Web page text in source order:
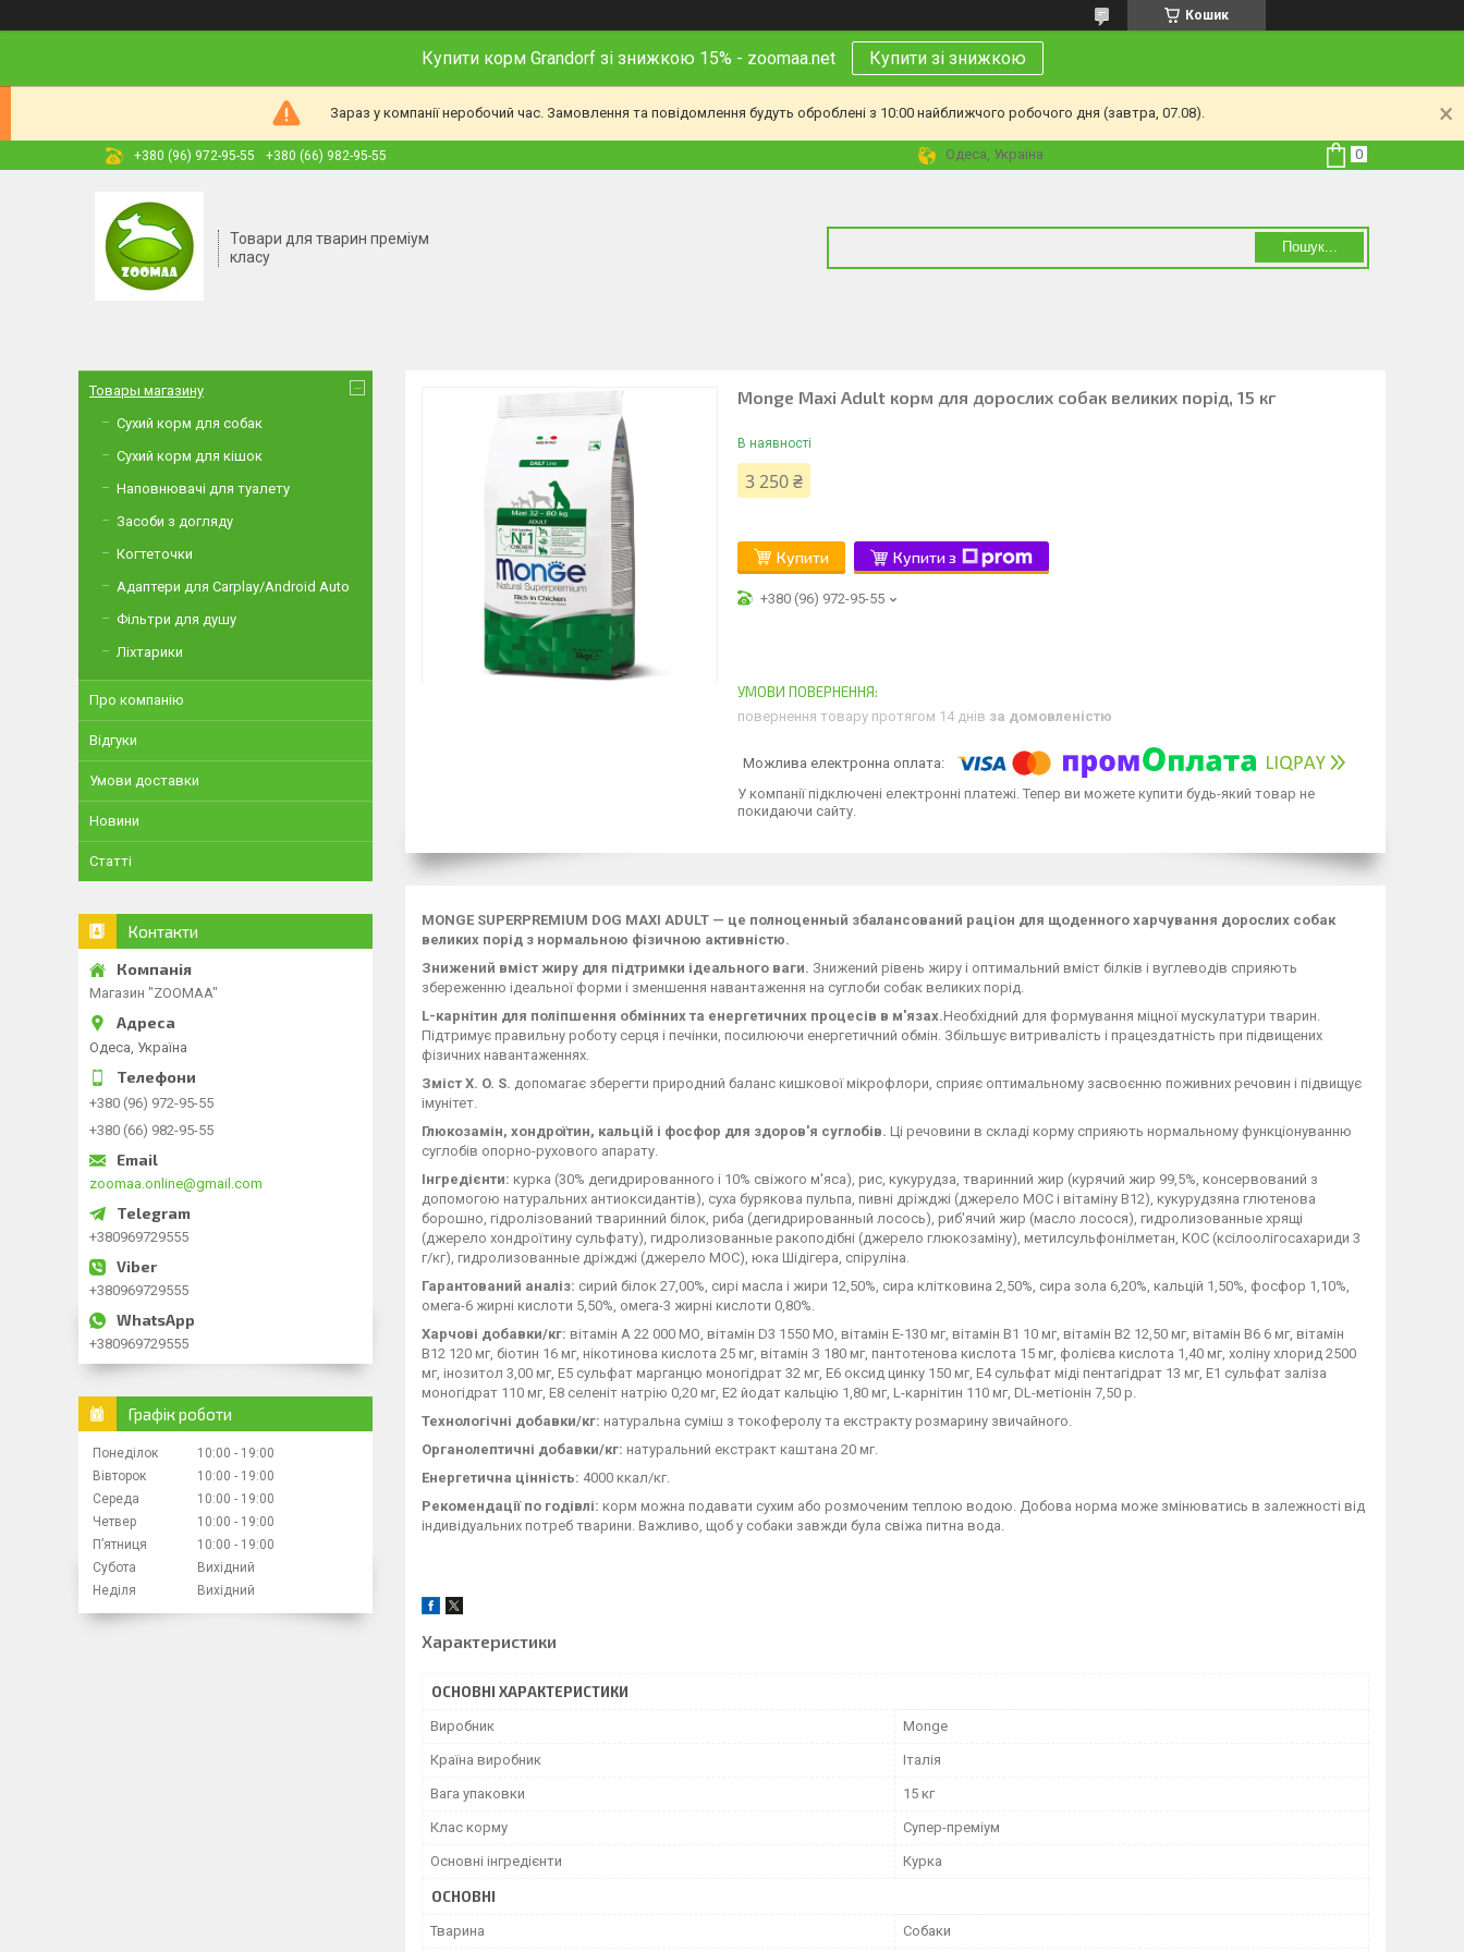
Кошик
Купити корм Grandorf зі знижкою 15% - zoomaa.net Купити зі знижкою
Зараз у компанії неробочий час. Замовлення та повідомлення будуть оброблені з 10:00 найближчого робочого дня (завтра, 07.08).
+380 (96) 972-95-55 +380 (66) 982-95-55 Одеса, Україна
Товари для тварин преміум
класу
Пошук...
Monge Maxi Adult корм для дорослих собак великих порід, 15 кг
В наявності
3 250 ₴
Купити Купити з
+380 (96) 972-95-55
повернення товару протягом 14 днів за домовленістю
У компанії підключені електронні платежі. Тепер ви можете купити будь-який товар не
покидаючи сайту.
MONGE SUPERPREMIUM DOG MAXI ADULT — це полноценный збалансований раціон для щоденного харчування дорослих собак
великих порід з нормальною фізичною активністю.
Знижений вміст жиру для підтримки ідеального ваги. Знижений рівень жиру і оптимальний вміст білків і вуглеводів сприяють
збереженню ідеальної форми і зменшення навантаження на суглоби собак великих порід.
L-карнітин для поліпшення обмінних та енергетичних процесів в м'язах.Необхідний для формування міцної мускулатури тварин.
Підтримує правильну роботу серця і печінки, посилюючи енергетичний обмін. Збільшує витривалість і працездатність при підвищених
фізичних навантаженнях.
Зміст X. O. S. допомагає зберегти природний баланс кишкової мікрофлори, сприяє оптимальному засвоєнню поживних речовин і підвищує
імунітет.
Глюкозамін, хондроїтин, кальцій і фосфор для здоров'я суглобів. Ці речовини в складі корму сприяють нормальному функціонуванню
суглобів опорно-рухового апарату.
Інгредієнти: курка (30% дегидрированного і 10% свіжого м'яса), рис, кукурудза, тваринний жир (курячий жир 99,5%, консервований з
допомогою натуральних антиоксидантів), суха бурякова пульпа, пивні дріжджі (джерело МОС і вітаміну B12), кукурудзяна глютенова
борошно, гідролізований тваринний білок, риба (дегидрированный лосось), риб'ячий жир (масло лосося), гидролизованные хрящі
(джерело хондроїтину сульфату), гидролизованные ракоподібні (джерело глюкозаміну), метилсульфонілметан, КОС (ксілоолігосахариди 3
г/кг), гидролизованные дріжджі (джерело МОС), юка Шідігера, спіруліна.
Гарантований аналіз: сирий білок 27,00%, сирі масла і жири 12,50%, сира клітковина 2,50%, сира зола 6,20%, кальцій 1,50%, фосфор 1,10%,
омега-6 жирні кислоти 5,50%, омега-3 жирні кислоти 0,80%.
Харчові добавки/кг: вітамін А 22 000 МО, вітамін D3 1550 МО, вітамін Е-130 мг, вітамін В1 10 мг, вітамін В2 12,50 мг, вітамін В6 6 мг, вітамін
В12 120 мг, біотин 16 мг, нікотинова кислота 25 мг, вітамін З 180 мг, пантотенова кислота 15 мг, фолієва кислота 1,40 мг, холіну хлорид 2500
мг, інозитол 3,00 мг, Е5 сульфат марганцю моногідрат 32 мг, Е6 оксид цинку 150 мг, Е4 сульфат міді пентагідрат 13 мг, Е1 сульфат заліза
моногідрат 110 мг, Е8 селеніт натрію 0,20 мг, Е2 йодат кальцію 1,80 мг, L-карнітин 110 мг, DL-метіонін 7,50 р.
Технологічні добавки/кг: натуральна суміш з токоферолу та екстракту розмарину звичайного.
Органолептичні добавки/кг: натуральний екстракт каштана 20 мг.
Енергетична цінність: 4000 ккал/кг.
Рекомендації по годівлі: корм можна подавати сухим або розмоченим теплою водою. Добова норма може змінюватись в залежності від
індивідуальних потреб тварини. Важливо, щоб у собаки завжди була свіжа питна вода.
Характеристики
ОСНОВНІ ХАРАКТЕРИСТИКИ
Виробник Monge
Країна виробник Італія
Вага упаковки 15 кг
Клас корму Супер-преміум
Основні інгредієнти Курка
ОСНОВНІ
Тварина Собаки
Товары магазину
Сухий корм для собак
Сухий корм для кішок
Наповнювачі для туалету
Засоби з догляду
Когтеточки
Адаптери для Carplay/Android Auto
Фільтри для душу
Ліхтарики
Про компанію
Відгуки
Умови доставки
Новини
Статті
Контакти
Магазин "ZOOMAA"
Одеса, Україна
+380 (96) 972-95-55
+380 (66) 982-95-55
zoomaa.online@gmail.com
+380969729555
+380969729555
+380969729555
Графік роботи
Понеділок 10:00
19:00
Вівторок
10:00
19:00
Середа
10:00
19:00
Четвер
10:00
19:00
Пʼятниця
10:00
19:00
Субота
Вихідний
Неділя
Вихідний